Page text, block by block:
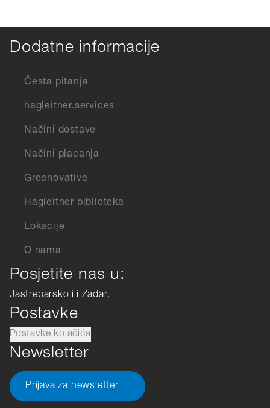
Dodatne informacije
Česta pitanja
hagleitner.services
Načini dostave
Načini placanja
Greenovative
Hagleitner biblioteka
Lokacije
O nama
Posjetite nas u:
Jastrebarsko ili Zadar.
Postavke
Postavke kolačića
Newsletter
Prijava za newsletter